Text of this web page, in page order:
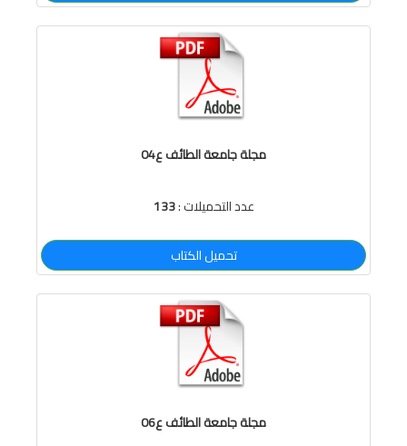
مجلة جامعة الطائف ع04
عدد التحميلات :133
تحميل الكتاب
مجلة جامعة الطائف ع06